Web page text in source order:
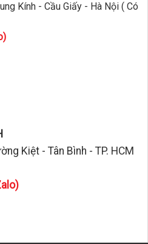
Kính - Cầu Giấy - Hà Nội ( Có
Kiệt - Tân Bình - TP. HCM